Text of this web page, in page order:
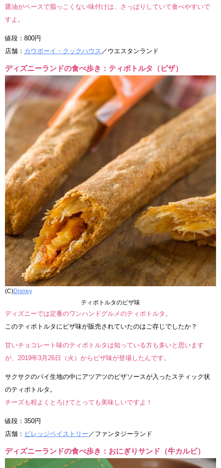
醤油がベースで脂っこくない味付けは、さっぱりしていて食べやすいで
すよ。
値段：800円
店舗： カウボーイ・クックハウス ／ウエスタンランド
ディズニーランドの食べ歩き：ティポトルタ（ピザ）
(C)Disney
ティポトルタのピザ味
ディズニーでは定番のワンハンドグルメのティポトルタ。
このティポトルタにピザ味が販売されていたのはご存じでしたか？
甘いチョコレート味のティポトルタは知っている方も多いと思います
が、2019年3月26日（火）からピザ味が登場したんです。
サクサクのパイ生地の中にアツアツのピザソースが入ったスティック状
のティポトルタ。
チーズも程よくとろけてとっても美味しいですよ！
値段：350円
店舗： ビレッジペイストリー ／ファンタジーランド
ディズニーランドの食べ歩き：おにぎりサンド（牛カルビ）